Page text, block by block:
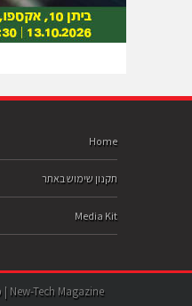
Home
תקנון שימוש באתר
Media Kit